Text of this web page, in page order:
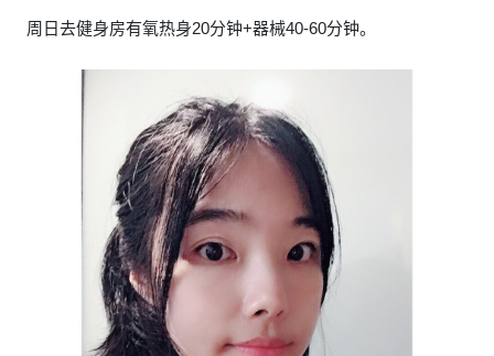
周日去健身房有氧热身20分钟+器械40-60分钟。